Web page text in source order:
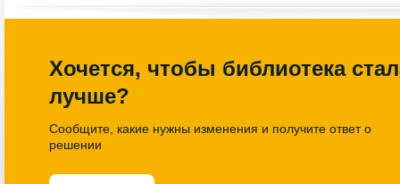
Хочется, чтобы библиотека
лучше?
Сообщите, какие нужны изменения и получите ответ о
решении